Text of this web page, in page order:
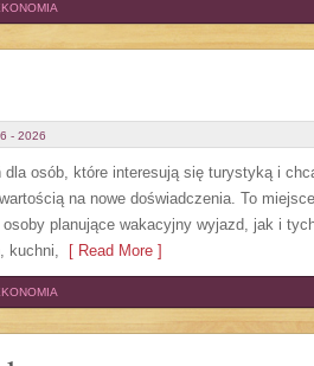
- 2026
dla osób, które interesują się turystyką i
na nowe doświadczenia. To
osoby planujące wakacyjny wyjazd, jak i
kuchni, [ Read More ]